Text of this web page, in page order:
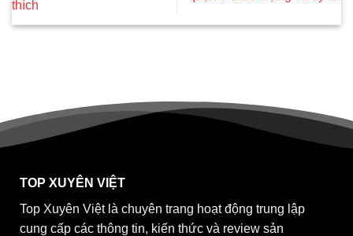
thích
TOP XUYÊN VIỆT
Top Xuyên Việt là chuyên trang hoạt động trung lập
cung cấp các thông tin, kiến thức và review sản